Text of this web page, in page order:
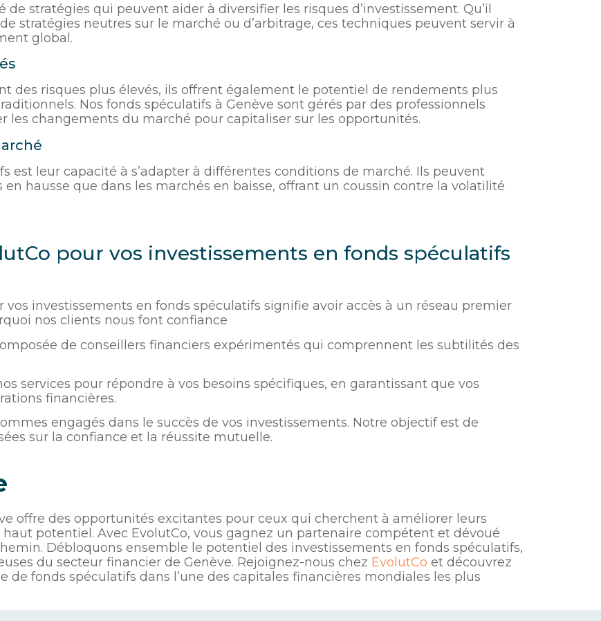
stratégies qui peuvent aider à diversifier les risques d’investissement. Qu’il
stratégies neutres sur le marché ou d’arbitrage, ces techniques peuvent servir à
global.
des risques plus élevés, ils offrent également le potentiel de rendements plus
Nos fonds spéculatifs à Genève sont gérés par des professionnels
les changements du marché pour capitaliser sur les opportunités.
est leur capacité à s’adapter à différentes conditions de marché. Ils peuvent
hausse que dans les marchés en baisse, offrant un coussin contre la volatilité
pour vos investissements en fonds spéculatifs
investissements en fonds spéculatifs signifie avoir accès à un réseau premier
nos clients nous font confiance
de conseillers financiers expérimentés qui comprennent les subtilités des
services pour répondre à vos besoins spécifiques, en garantissant que vos
financières.
engagés dans le succès de vos investissements. Notre objectif est de
sur la confiance et la réussite mutuelle.
offre des opportunités excitantes pour ceux qui cherchent à améliorer leurs
potentiel. Avec EvolutCo, vous gagnez un partenaire compétent et dévoué
Débloquons ensemble le potentiel des investissements en fonds spéculatifs,
du secteur financier de Genève. Rejoignez-nous chez EvolutCo et découvrez
de fonds spéculatifs dans l’une des capitales financières mondiales les plus